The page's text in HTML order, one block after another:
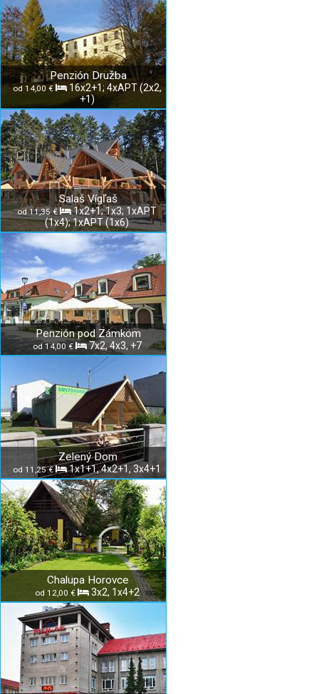
Penzión Družba
od 14,00 €
16x2+1; 4xAPT (2x2,
+1)
Salaš Vígľaš
od 11,35 €
1x2+1; 1x3; 1xAPT
(1x4); 1xAPT (1x6)
Penzión pod Zámkom
od 14,00 € 7x2, 4x3, +7
Zelený Dom
od 11,25 € 1x1+1, 4x2+1, 3x4+1
Chalupa Horovce
od 12,00 € 3x2, 1x4+2